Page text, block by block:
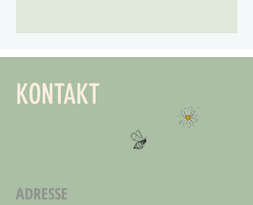
KONTAKT
ADRESSE